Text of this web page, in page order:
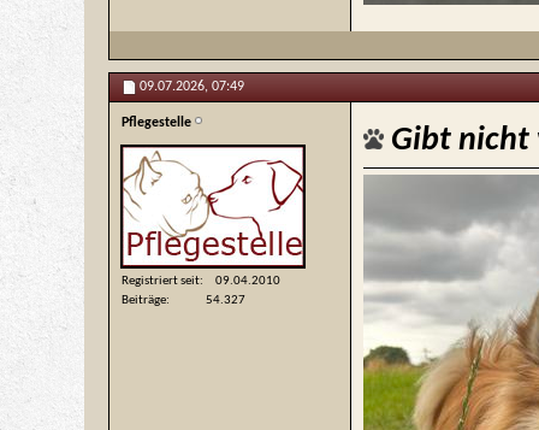
09.07.2026, 07:49
Pflegestelle
Registriert seit
09.04.2010
Beiträge
54.327
Gibt nicht